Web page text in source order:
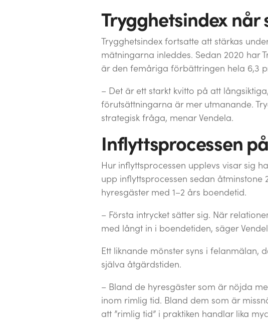
Trygghetsindex når
Trygghetsindex fortsatte att stärkas
mätningarna inleddes. Sedan 2020 har
är den femåriga förbättringen hela 6,3
– Det är ett starkt kvitto på att
förutsättningarna är mer utmanande.
strategisk fråga, menar Vendela.
Inflyttsprocessen
Hur inflyttsprocessen upplevs visar sig
upp inflyttsprocessen sedan
hyresgäster med 1–2 års boendetid.
– Första intrycket sätter sig. När
med långt in i boendetiden, säger
Ett liknande mönster syns i felanmälan,
själva åtgärdstiden.
– Bland de hyresgäster som är nöjda
inom rimlig tid. Bland dem som är
att ”rimlig tid” i praktiken handlar lika